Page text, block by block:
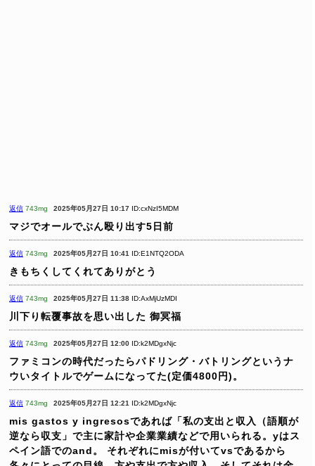
返信 743mg 2025年05月27日 10:17 ID:cxNzI5MDM
マジでオールでぶん殴り出す5日前
返信 743mg 2025年05月27日 10:41 ID:E1NTQ2ODA
きもちくしてくれてありがとう
返信 743mg 2025年05月27日 11:38 ID:AxMjUzMDI
川下り転覆事故を思い出した 御冥福
返信 743mg 2025年05月27日 12:00 ID:k2MDgxNjc
ファミコンの時代だったらパドリング・バトリングというナ
ウいタイトルでゲームになってた(定価4800円)。
返信 743mg 2025年05月27日 12:21 ID:k2MDgxNjc
mis gastos y ingresosであれば「私の支出と収入（語順が
逆なら収支」で主に家計や企業業績などで用いられる。yはス
ペイン語でのand。
それぞれにmisが付いてvsであるから